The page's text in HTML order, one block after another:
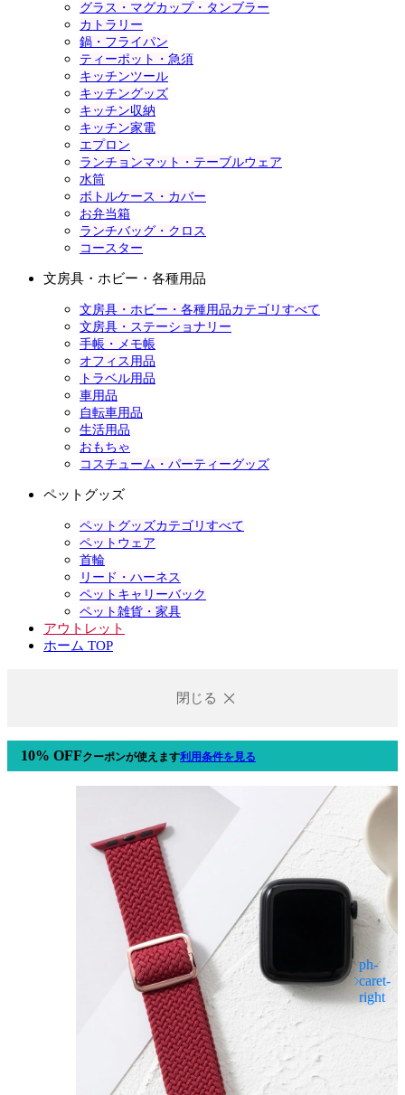
グラス・マグカップ・タンブラー
カトラリー
鍋・フライパン
ティーポット・急須
キッチンツール
キッチングッズ
キッチン収納
キッチン家電
エプロン
ランチョンマット・テーブルウェア
水筒
ボトルケース・カバー
お弁当箱
ランチバッグ・クロス
コースター
文房具・ホビー・各種用品
文房具・ホビー・各種用品カテゴリすべて
文房具・ステーショナリー
手帳・メモ帳
オフィス用品
トラベル用品
車用品
自転車用品
生活用品
おもちゃ
コスチューム・パーティーグッズ
ペットグッズ
ペットグッズカテゴリすべて
ペットウェア
首輪
リード・ハーネス
ペットキャリーバック
ペット雑貨・家具
アウトレット
ホーム TOP
閉じる
10% OFFクーポンが使えます利用条件を見る